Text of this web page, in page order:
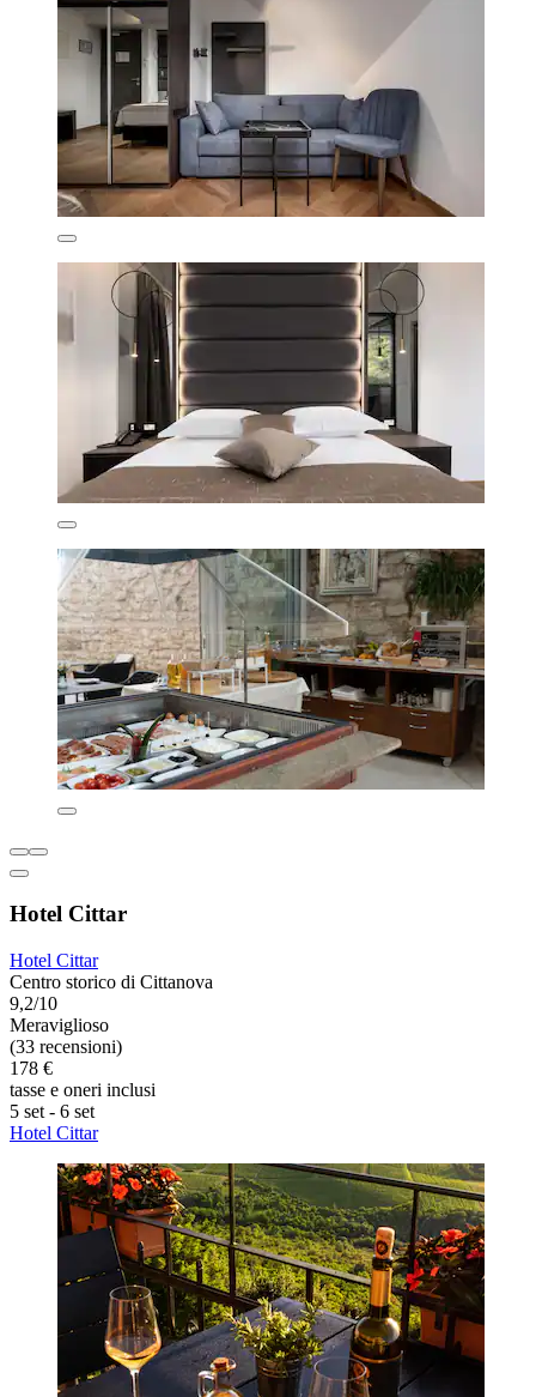
Hotel Cittar
Hotel Cittar
Centro storico di Cittanova
9,2/10
Meraviglioso
(33 recensioni)
178 €
tasse e oneri inclusi
5 set - 6 set
Hotel Cittar